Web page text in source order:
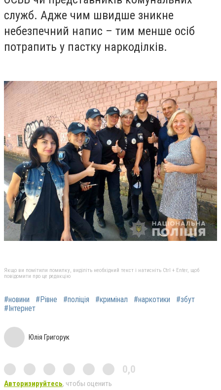
служб. Адже чим швидше зникне
небезпечний напис – тим менше осіб
потрапить у пастку наркоділків.
Якщо ви помітили помилку, виділіть необхідний текст і натисніть Ctrl + Enter, щоб
повідомити про це редакцію
#новини #Рівне #поліція #кримінал #наркотики
#збут
#Інтернет
Юлія Григорук
0,0
Авторизируйтесь, чтобы оценить